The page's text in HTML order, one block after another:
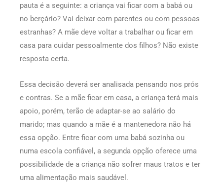
pauta é a seguinte: a criança vai ficar com a babá ou
no berçário? Vai deixar com parentes ou com pessoas
estranhas? A mãe deve voltar a trabalhar ou ficar em
casa para cuidar pessoalmente dos filhos? Não existe
resposta certa.
Essa decisão deverá ser analisada pensando nos prós
e contras. Se a mãe ficar em casa, a criança terá mais
apoio, porém, terão de adaptar-se ao salário do
marido; mas quando a mãe é a mantenedora não há
essa opção. Entre ficar com uma babá sozinha ou
numa escola confiável, a segunda opção oferece uma
possibilidade de a criança não sofrer maus tratos e ter
uma alimentação mais saudável.